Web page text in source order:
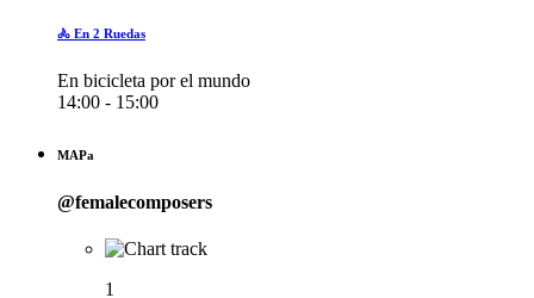
🚴 En 2 Ruedas
En bicicleta por el mundo
14:00 - 15:00
MAPa
@femalecomposers
1